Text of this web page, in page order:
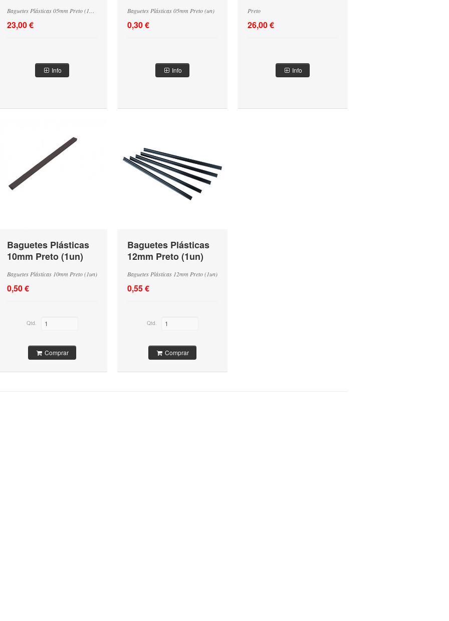
Baguetes Plásticas 05mm Preto (100un)
23,00 €
Info
Baguetes Plásticas 05mm Preto (un)
0,30 €
Info
Preto
26,00 €
Info
Baguetes Plásticas
10mm Preto (1un)
Baguetes Plásticas 10mm Preto (1un)
0,50 €
Qtd.
Comprar
Baguetes Plásticas
12mm Preto (1un)
Baguetes Plásticas 12mm Preto (1un)
0,55 €
Qtd.
Comprar